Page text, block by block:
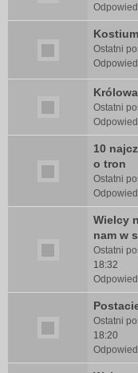
Ostatni
Ostatni
10
o tron
Ostatni
Wielcy
nam w
Ostatni
18:32
Ostatni
18:20